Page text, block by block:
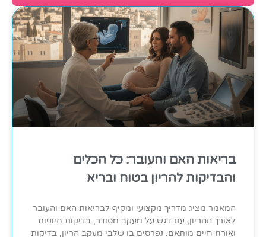
בריאות האם והעובר: כל הכלים
והבדיקות להריון בטוח ובריא
המאמר מציג מדריך מקצועי ומקיף לבריאות האם והעובר
לאורך ההריון, עם דגש על מעקב מסודר, בדיקות חיוניות
ואורח חיים מותאם. נפרסים בו שלבי מעקב הריון, בדיקות